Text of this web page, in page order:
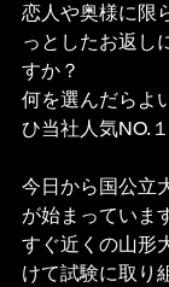
恋人や奥様に限
っとしたお返し
すか？
何を選んだらよ
ひ当社人気NO.
今日から国公立
が始まっていま
すぐ近くの山形
けて試験に取り